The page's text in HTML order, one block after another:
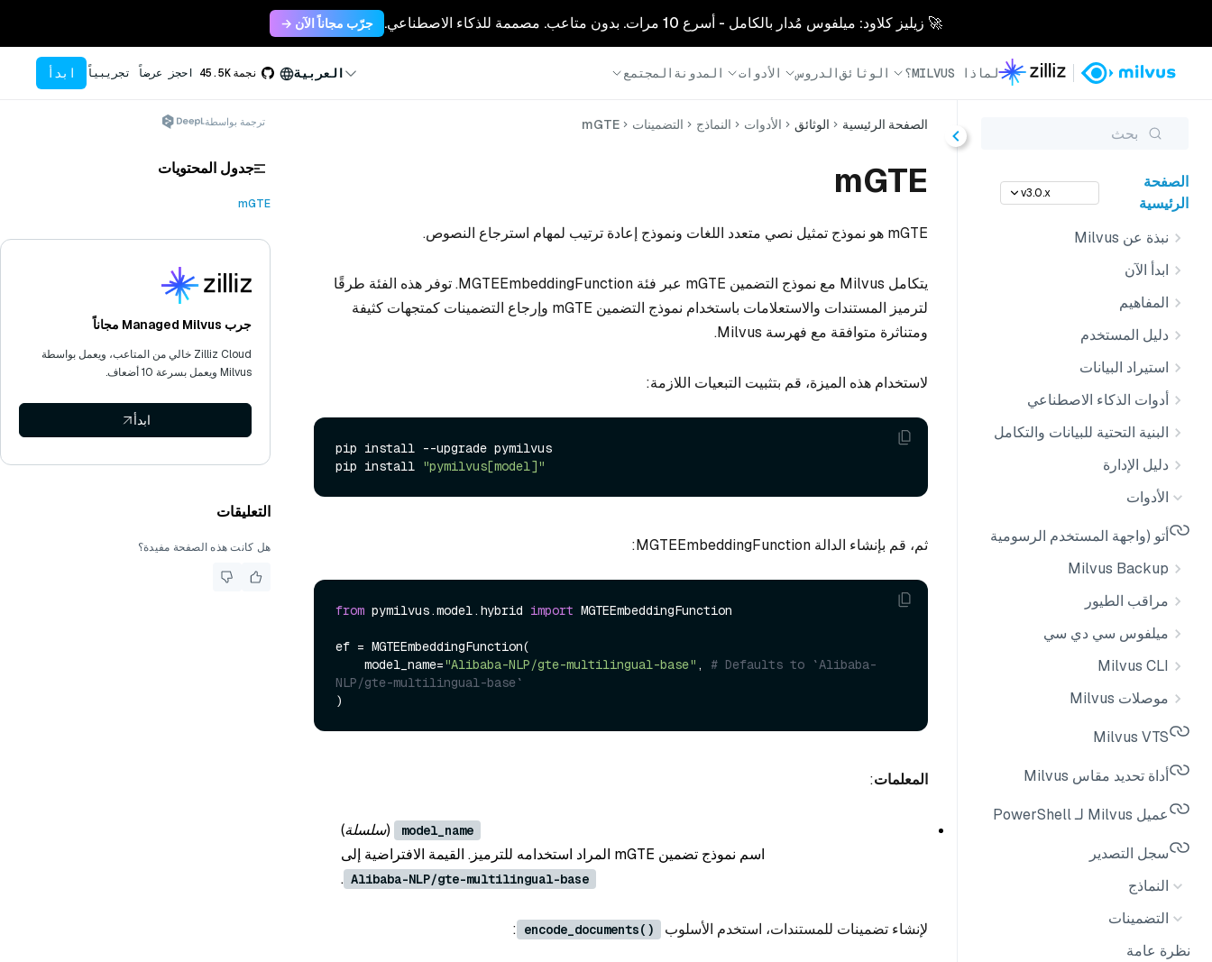
🚀 زيليز كلاود: ميلفوس مُدار بالكامل - أسرع 10 مرات. بدون متاعب. مصممة للذكاء الاصطناعي. جرّب مجاناً الآن →
لماذا MILVUS؟ الوثائقالدروس الأدوات المدونة المجتمع العربية نجمة45.5K احجز عرضاً تجريبياً ابدأ
بحث
الصفحة
الرئيسية
v3.0.x
نبذة عن Milvus
ابدأ الآن
المفاهيم
دليل المستخدم
استيراد البيانات
أدوات الذكاء الاصطناعي
البنية التحتية للبيانات والتكامل
دليل الإدارة
الأدوات
أتو (واجهة المستخدم الرسومية لـ Milvus)
Milvus Backup
مراقب الطيور
ميلفوس سي دي سي
Milvus CLI
موصلات Milvus
Milvus VTS
أداة تحديد مقاس Milvus
عميل Milvus لـ PowerShell
سجل التصدير
النماذج
التضمينات
نظرة عامة
الصفحة الرئيسية الوثائق الأدوات النماذج التضمينات mGTE
mGTE
mGTE هو نموذج تمثيل نصي متعدد اللغات ونموذج إعادة ترتيب لمهام استرجاع النصوص.
يتكامل Milvus مع نموذج التضمين mGTE عبر فئة MGTEEmbeddingFunction. توفر هذه الفئة طرقًا
لترميز المستندات والاستعلامات باستخدام نموذج التضمين mGTE وإرجاع التضمينات كمتجهات كثيفة
ومتناثرة متوافقة مع فهرسة Milvus.
لاستخدام هذه الميزة، قم بتثبيت التبعيات اللازمة:
pip install --upgrade pymilvus
pip install "pymilvus[model]"
ثم، قم بإنشاء الدالة MGTEEmbeddingFunction:
from pymilvus.model.hybrid import MGTEEmbeddingFunction
ef = MGTEEmbeddingFunction(
    model_name=
"Alibaba-NLP/gte-multilingual-base" , # Defaults to `Alibaba-
NLP/gte-multilingual-base`
المعلمات:
model_name (سلسلة)
اسم نموذج تضمين mGTE المراد استخدامه للترميز. القيمة الافتراضية إلى
Alibaba-NLP/gte-multilingual-base
.
لإنشاء تضمينات للمستندات، استخدم الأسلوب encode_documents()
:
ترجمة بواسطة
جدول المحتويات
mGTE
جرب Managed Milvus مجاناً
Zilliz Cloud خالي من المتاعب، ويعمل بواسطة
Milvus ويعمل بسرعة 10 أضعاف.
ابدأ
التعليقات
هل كانت هذه الصفحة مفيدة؟